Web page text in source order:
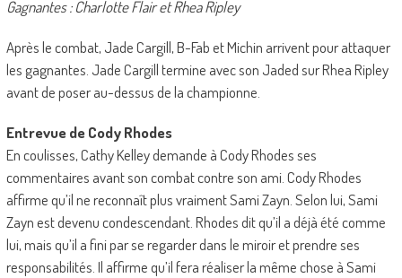
Gagnantes : Charlotte Flair et Rhea Ripley
Après le combat, Jade Cargill, B-Fab et Michin arrivent pour attaquer
les gagnantes. Jade Cargill termine avec son Jaded sur Rhea Ripley
avant de poser au-dessus de la championne.
Entrevue de Cody Rhodes
En coulisses, Cathy Kelley demande à Cody Rhodes ses
commentaires avant son combat contre son ami. Cody Rhodes
affirme qu’il ne reconnaît plus vraiment Sami Zayn. Selon lui, Sami
Zayn est devenu condescendant. Rhodes dit qu’il a déjà été comme
lui, mais qu’il a fini par se regarder dans le miroir et prendre ses
responsabilités. Il affirme qu’il fera réaliser la même chose à Sami